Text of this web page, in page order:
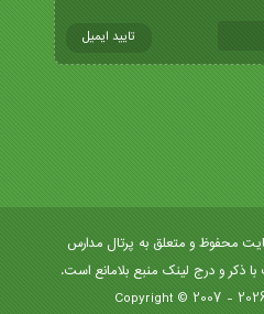
محفوظ و متعلق به پرتال مدارس
با ذکر و درج لینک منبع بلامانع است.